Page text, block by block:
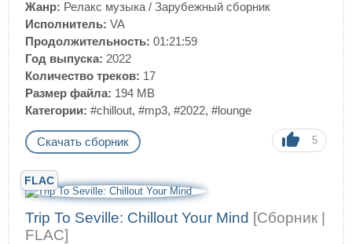
Жанр: Релакс музыка / Зарубежный сборник
Исполнитель: VA
Продолжительность: 01:21:59
Год выпуска: 2022
Количество треков: 17
Размер файла: 194 MB
Категории: #chillout, #mp3, #2022, #lounge
Скачать сборник 5
FLAC
Trip To Seville: Chillout Your Mind [Сборник |
FLAC]